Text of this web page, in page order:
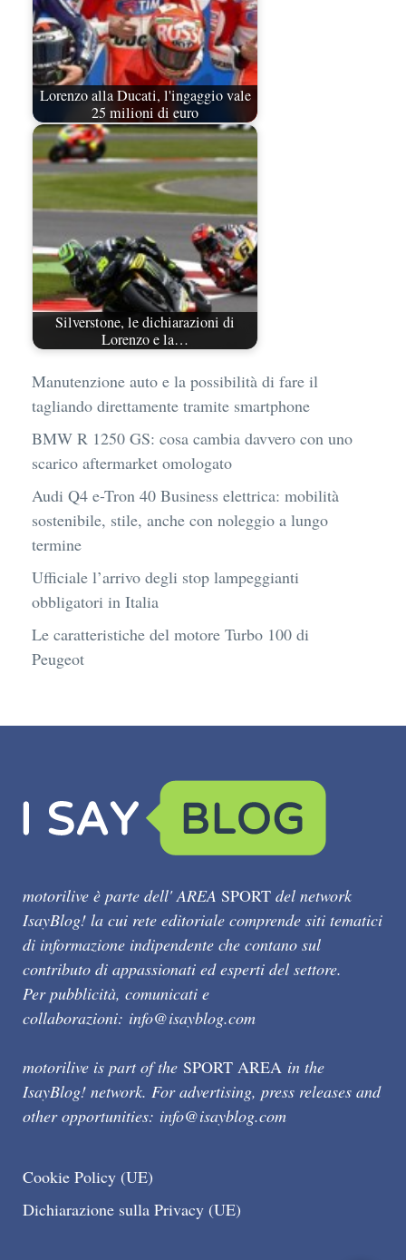
Lorenzo alla Ducati, l'ingaggio vale
25 milioni di euro
Silverstone, le dichiarazioni di
Lorenzo e la…
Manutenzione auto e la possibilità di fare il
tagliando direttamente tramite smartphone
BMW R 1250 GS: cosa cambia davvero con uno
scarico aftermarket omologato
Audi Q4 e-Tron 40 Business elettrica: mobilità
sostenibile, stile, anche con noleggio a lungo
termine
Ufficiale l’arrivo degli stop lampeggianti
obbligatori in Italia
Le caratteristiche del motore Turbo 100 di
Peugeot
motorilive è parte dell' AREA SPORT del network
IsayBlog! la cui rete editoriale comprende siti tematici
di informazione indipendente che contano sul
contributo di appassionati ed esperti del settore.
Per pubblicità, comunicati e
collaborazioni: info@isayblog.com
motorilive is part of the SPORT AREA in the
IsayBlog! network. For advertising, press releases and
other opportunities: info@isayblog.com
Cookie Policy (UE)
Dichiarazione sulla Privacy (UE)